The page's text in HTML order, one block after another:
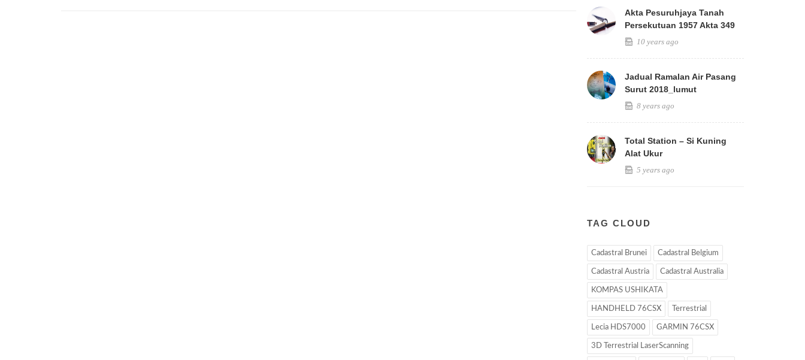
Akta Pesuruhjaya Tanah
Persekutuan 1957 Akta 349
10 years ago
Jadual Ramalan Air Pasang
Surut 2018_lumut
8 years ago
Total Station – Si Kuning
Alat Ukur
5 years ago
TAG CLOUD
Cadastral Brunei Cadastral Belgium
Cadastral Austria Cadastral Australia
KOMPAS USHIKATA
HANDHELD 76CSX Terrestrial
Lecia HDS7000 GARMIN 76CSX
3D Terrestrial LaserScanning